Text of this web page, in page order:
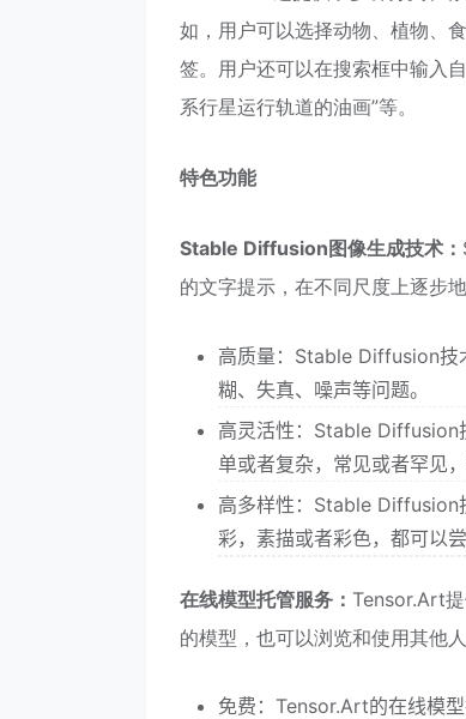
如，用户可以选择动物、植物、
签。用户还可以在搜索框中输入
系行星运行轨道的油画”等。
特色功能
Stable Diffusion图像生成技术：
的文字提示，在不同尺度上逐步
高质量：Stable Diffusion技
糊、失真、噪声等问题。
高灵活性：Stable Diffusion
单或者复杂，常见或者罕见
高多样性：Stable Diffusion
彩，素描或者彩色，都可以尝
在线模型托管服务： Tensor.Art
的模型，也可以浏览和使用其他
免费：Tensor.Art的在线模